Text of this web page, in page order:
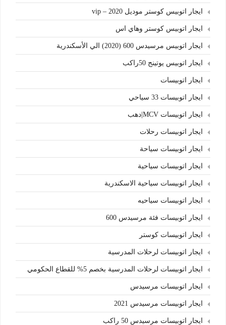
ايجار اتوبيس كوستر موديل 2020 – vip
ايجار اتوبيس كوستر وهاي اس
ايجار اتوبيس مرسيدس 600 (2020) الي الأسكندرية
ايجار اتوبيس يوتينج 50راكب
ايجار اتوبيسات
ايجار اتوبيسات 33 سياحي
ايجار اتوبيسات MCV|دهب
ايجار اتوبيسات رحلات
ايجار اتوبيسات سياحة
ايجار اتوبيسات سياحية
ايجار اتوبيسات سياحية الاسكندرية
ايجار اتوبيسات سياحيه
ايجار اتوبيسات فئة مرسيدس 600
ايجار اتوبيسات كوستر
ايجار اتوبيسات لرحلات المدرسية
ايجار اتوبيسات لرحلات المدرسية بخصم 5% للقطاع الحكومي
ايجار اتوبيسات مرسيدس
ايجار اتوبيسات مرسيدس 2021
ايجار اتوبيسات مرسيدس 50 راكب